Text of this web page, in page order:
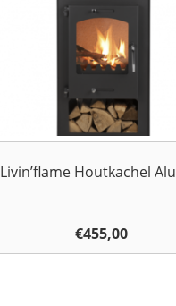
Livin’flame Houtkachel
€455,00